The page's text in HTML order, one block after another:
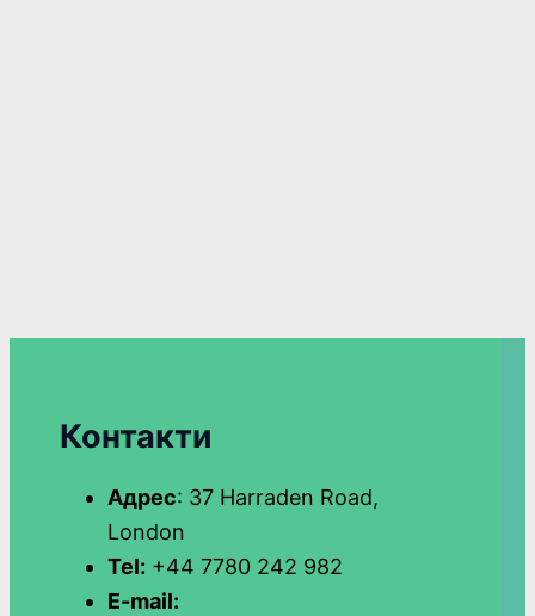
Контакти
Адрес: 37 Harraden Road,
London
Tel: +44 7780 242 982
E-mail: